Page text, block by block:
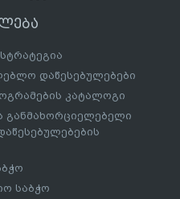
დაწესებულებები
კატალოგი
განმახორციელებელი
საბჭო